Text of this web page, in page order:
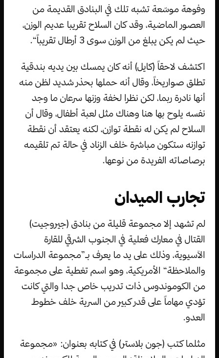
وفوهة موسّعة تشبه تلك في البنادق القديمة من
العصور الماضية، وقد كان السلاح تقريبا عديم الوزن،
حيث لم يكن يبلغ من الوزن سوى 3 أرطال تقريباً“.
اكتشف لاحقاً (كايل) أنه كان يمسك بين يديه بندقية
تطلق صواريخاً، وقال أنه حملها بحذر شديد لظن منه
أنها نادرة ربما، لكن نظرا لخفة وزنها سرعان ما وجد
نفسه يلوح بها هنا وهناك مثل لعبة أطفال، وقال أن
السلاح لم يكن له نقطة توازن، لكنه يعتقد أن نقطة
توازنه ستكون مباشرة خلف الزناد في حالة تم تلقيمه
برصاصاته الفريدة من نوعها.
تجارب الميدان
لم تشهد إلا مجموعة قليلة من بنادق (جيروجيت)
القتال في معارك فعلية في الجنوب الشرقي للقارة
الآسيوية، وذلك على يد ما يعرف بـ”مجموعة الدراسات
والملاحظة“ الأمريكية، وهو اسم تغطية على مجموعة
من الكوموندوس ذات تدريب خاص جدا والتي كانت
تؤدي مهاماً على قدر كبير من السرية خلف خطوط
العدو.
مثلما كتب (جون بلاستر) في كتابه بعنوان: «مجموعة